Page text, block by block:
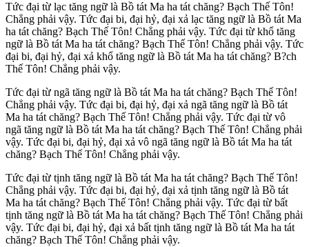
Tức đại từ lạc tăng ngữ là Bồ tát Ma ha tát chăng? Bạch Thế Tôn!
Chẳng phải vậy. Tức đại bi, đại hỷ, đại xả lạc tăng ngữ là Bồ tát Ma
ha tát chăng? Bạch Thế Tôn! Chẳng phải vậy. Tức đại từ khổ tăng
ngữ là Bồ tát Ma ha tát chăng? Bạch Thế Tôn! Chẳng phải vậy. Tức
đại bi, đại hỷ, đại xả khổ tăng ngữ là Bồ tát Ma ha tát chăng? B?ch
Thế Tôn! Chẳng phải vậy.
Tức đại từ ngã tăng ngữ là Bồ tát Ma ha tát chăng? Bạch Thế Tôn!
Chẳng phải vậy. Tức đại bi, đại hỷ, đại xả ngã tăng ngữ là Bồ tát
Ma ha tát chăng? Bạch Thế Tôn! Chẳng phải vậy. Tức đại từ vô
ngã tăng ngữ là Bồ tát Ma ha tát chăng? Bạch Thế Tôn! Chẳng phải
vậy. Tức đại bi, đại hỷ, đại xả vô ngã tăng ngữ là Bồ tát Ma ha tát
chăng? Bạch Thế Tôn! Chẳng phải vậy.
Tức đại từ tịnh tăng ngữ là Bồ tát Ma ha tát chăng? Bạch Thế Tôn!
Chẳng phải vậy. Tức đại bi, đại hỷ, đại xả tịnh tăng ngữ là Bồ tát
Ma ha tát chăng? Bạch Thế Tôn! Chẳng phải vậy. Tức đại từ bất
tịnh tăng ngữ là Bồ tát Ma ha tát chăng? Bạch Thế Tôn! Chẳng phải
vậy. Tức đại bi, đại hỷ, đại xả bất tịnh tăng ngữ là Bồ tát Ma ha tát
chăng? Bạch Thế Tôn! Chẳng phải vậy.